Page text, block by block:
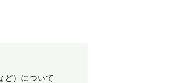
ど）について